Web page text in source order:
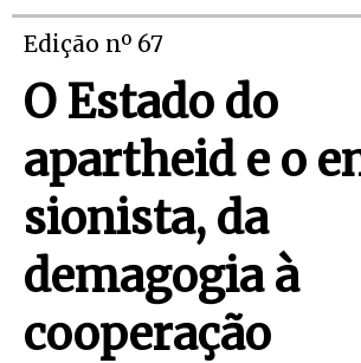
Edição nº 67
O Estado do
apartheid e o
sionista, da
demagogia à
cooperação